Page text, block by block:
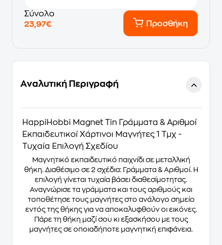
Σύνολο
23,97€
Προσθήκη
Αναλυτική Περιγραφή
HappiHobbi Magnet Tin Γράμματα & Αριθμοί
Εκπαιδευτικοί Χάρτινοι Μαγνήτες 1 Τμχ -
Τυχαία Επιλογή Σχεδίου
Μαγνητικό εκπαιδευτικό παιχνίδι σε μεταλλική
θήκη. Διαθέσιμο σε 2 σχέδια: Γράμματα & Αριθμοί. Η
επιλογή γίνεται τυχαία βάσει διαθεσίμοτητας.
Αναγνώρισε τα γράμματα και τους αριθμούς και
τοποθέτησε τους μαγνήτες στο ανάλογο σημείο
εντός της θήκης για να αποκαλυφθούν οι εικόνες.
Πάρε τη θήκη μαζί σου κι εξασκήσου με τους
μαγνήτες σε οποιαδήποτε μαγνητική επιφάνεια.